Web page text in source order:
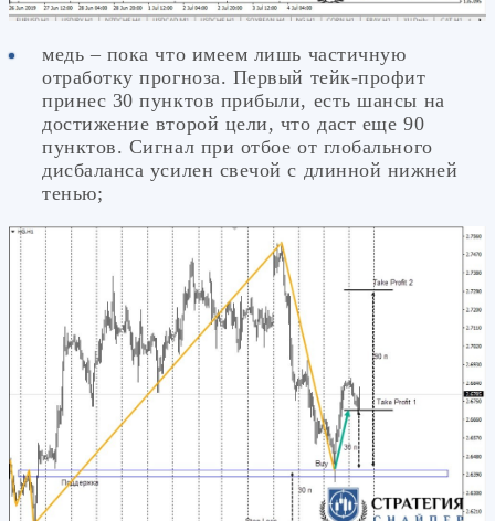
медь – пока что имеем лишь частичную
отработку прогноза. Первый тейк-профит
принес 30 пунктов прибыли, есть шансы на
достижение второй цели, что даст еще 90
пунктов. Сигнал при отбое от глобального
дисбаланса усилен свечой с длинной нижней
тенью;